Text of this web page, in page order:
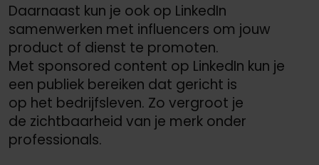
Daarnaast kun je ook op LinkedIn
samenwerken met influencers om jouw
product of dienst te promoten.
Met sponsored content op LinkedIn kun je
een publiek bereiken dat gericht is
op het bedrijfsleven. Zo vergroot je
de zichtbaarheid van je merk onder
professionals.